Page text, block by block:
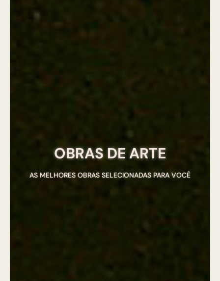
OBRAS DE ARTE
AS MELHORES OBRAS SELECIONADAS PARA VOCÊ